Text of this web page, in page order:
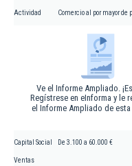
Actividad Comercio al por mayor
Ve el Informe Ampliado.
Regístrese en eInforma y le
el Informe Ampliado de esta
Capital Social De 3.100 a 60.000 €
Ventas